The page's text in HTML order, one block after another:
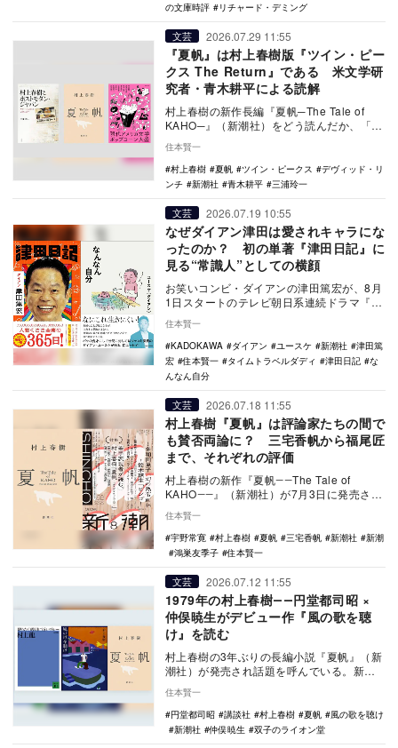
の文庫時評
リチャード・デミング
文芸 2026.07.29 11:55
『夏帆』は村上春樹版『ツイン・ピー
クス The Return』である 米文学研
究者・青木耕平による読解
村上春樹の新作長編『夏帆─The Tale of
KAHO─』（新潮社）をどう読んだか、「村
住本賢一
村上春樹
夏帆 ツイン・ピークス
デヴィッド・リ
ンチ
新潮社 青木耕平 三浦玲一
文芸 2026.07.19 10:55
なぜダイアン津田は愛されキャラにな
ったのか？ 初の単著『津田日記』に
見る“常識人”としての横顔
お笑いコンビ・ダイアンの津田篤宏が、8月
1日スタートのテレビ朝日系連続ドラマ『タ
が発表され…
住本賢一
KADOKAWA
ダイアン ユースケ 新潮社
津田篤
宏
住本賢一 タイムトラベルダディ 津田日記
な
んなん自分
文芸 2026.07.18 11:55
村上春樹『夏帆』は評論家たちの間で
も賛否両論に？ 三宅香帆から福尾匠
まで、それぞれの評価
村上春樹の新作『夏帆――The Tale of
KAHO――』（新潮社）が7月3日に発売され
住本賢一
宇野常寛
村上春樹 夏帆 三宅香帆 新潮社
新潮
鴻巣友季子
住本賢一
文芸 2026.07.12 11:55
1979年の村上春樹――円堂都司昭 ×
仲俣暁生がデビュー作『風の歌を聴
け』を読む
村上春樹の3年ぶりの長編小説『夏帆』（新
潮社）が発売され話題を呼んでいる。新作
家デビュ…
住本賢一
円堂都司昭
講談社 村上春樹 夏帆
風の歌を聴け
新潮社
仲俣暁生 双子のライオン堂